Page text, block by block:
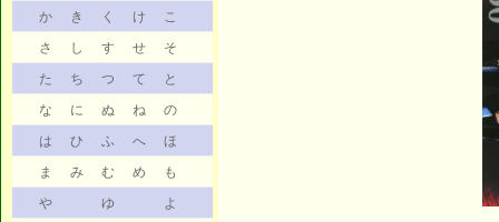
か
き く け
こ
さ
し す せ
そ
た
ち つ て
と
な
に ぬ ね
の
は
ひ ふ へ
ほ
ま
み む め
も
や
ゆ
よ